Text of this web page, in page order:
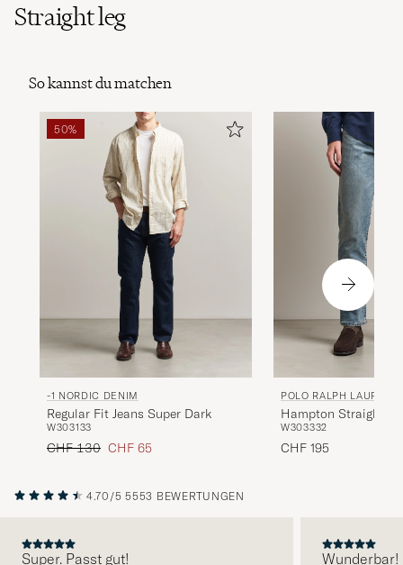
Straight leg
So kannst du matchen
50%
-1 NORDIC DENIM
Regular Fit Jeans Super Dark
W303133
Regulärer Preis
CHF 130 Reduzierter Preis
CHF 65
POLO RALPH LAUREN
Hampton Straight
Jeans Dixon Street
W303332
CHF 195
4.70/5 5553 BEWERTUNGEN
Super. Passt gut! Wunderbar!